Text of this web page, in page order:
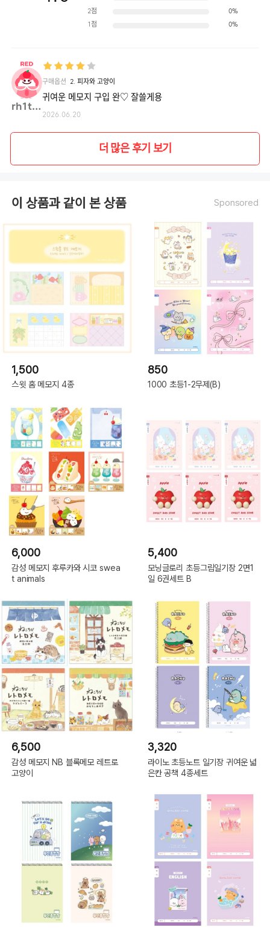
2점 0%
1점 0%
rh1t**
구매옵션 2. 피자와 고양이
귀여운 메모지 구입 완♡ 잘쓸게용
2026.06.20
더 많은 후기 보기
이 상품과 같이 본 상품 Sponsored
1,500
스윗 홈 메모지 4종
850
1000 초등1-2무제(B)
6,000
감성 메모지 후루카와 시코 swea
t animals
5,400
모닝글로리 초등그림일기장 2면1
일 6권세트 B
6,500
감성 메모지 NB 블록메모 레트로
고양이
3,320
라이노 초등노트 일기장 귀여운 넓
은칸 공책 4종세트